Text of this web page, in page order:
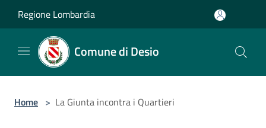
Regione Lombardia
Comune di Desio
Home > La Giunta incontra i Quartieri